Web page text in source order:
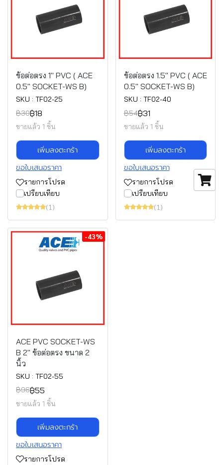
ข้อต่อตรง 1" PVC ( ACE
0.5" SOCKET-WS B)
SKU : TF02-25
฿30฿18
ขายแล้ว 1 ชิ้น
เพิ่มลงตะกร้า
ขอใบเสนอราคา
รายการโปรด
เปรียบเทียบ
(1)
ข้อต่อตรง 1.5" PVC ( ACE
0.5" SOCKET-WS B)
SKU : TF02-40
฿54฿31
ขายแล้ว 1 ชิ้น
เพิ่มลงตะกร้า
ขอใบเสนอราคา
รายการโปรด
เปรียบเทียบ
(1)
-43%
ACE PVC SOCKET-WS
B 2" ข้อต่อตรง ขนาด 2
นิ้ว
SKU : TF02-55
฿96฿55
ขายแล้ว 1 ชิ้น
เพิ่มลงตะกร้า
ขอใบเสนอราคา
รายการโปรด